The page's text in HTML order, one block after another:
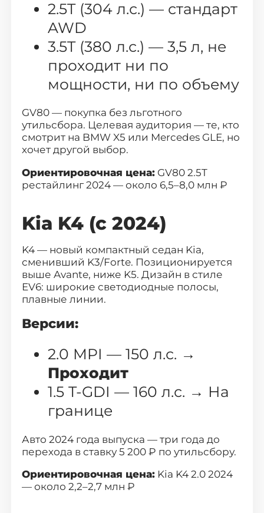
2.5T (304 л.с.) — стандарт
AWD
3.5T (380 л.с.) — 3,5 л, не
проходит ни по
мощности, ни по объему
GV80 — покупка без льготного
утильсбора. Целевая аудитория — те, кто
смотрит на BMW X5 или Mercedes GLE, но
хочет другой выбор.
Ориентировочная цена: GV80 2.5T
рестайлинг 2024 — около 6,5–8,0 млн ₽
Kia K4 (с 2024)
K4 — новый компактный седан Kia,
сменивший K3/Forte. Позиционируется
выше Avante, ниже K5. Дизайн в стиле
EV6: широкие светодиодные полосы,
плавные линии.
Версии:
2.0 MPI — 150 л.с. →
Проходит
1.5 T-GDI — 160 л.с. → На
границе
Авто 2024 года выпуска — три года до
перехода в ставку 5 200 ₽ по утильсбору.
Ориентировочная цена: Kia K4 2.0 2024
— около 2,2–2,7 млн ₽